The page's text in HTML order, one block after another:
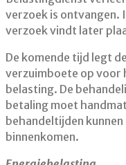
verzoek is ontvangen.
verzoek vindt later
De komende tijd legt
verzuimboete op voor
belasting. De
betaling moet
behandeltijden
binnenkomen.